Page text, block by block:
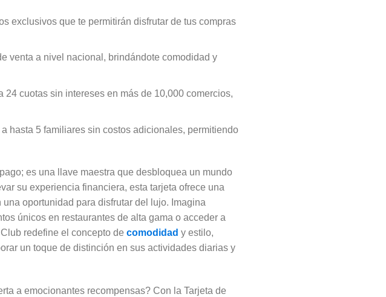
exclusivos que te permitirán disfrutar de tus compras
venta a nivel nacional, brindándote comodidad y
cuotas sin intereses en más de 10,000 comercios,
hasta 5 familiares sin costos adicionales, permitiendo
es una llave maestra que desbloquea un mundo
su experiencia financiera, esta tarjeta ofrece una
oportunidad para disfrutar del lujo. Imagina
únicos en restaurantes de alta gama o acceder a
redefine el concepto de comodidad y estilo,
un toque de distinción en sus actividades diarias y
a emocionantes recompensas? Con la Tarjeta de